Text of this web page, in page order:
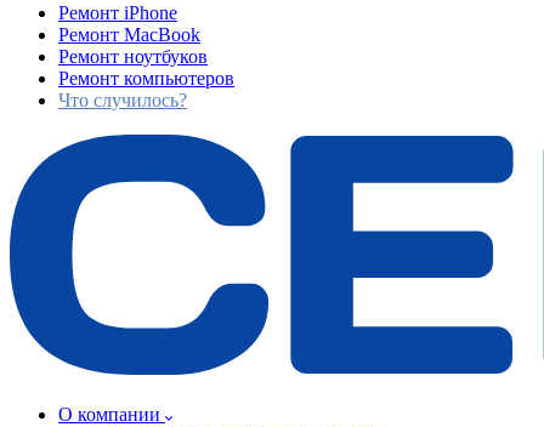
Ремонт iPhone
Ремонт MacBook
Ремонт ноутбуков
Ремонт компьютеров
Что случилось?
О компании